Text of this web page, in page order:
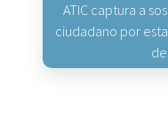
ATIC captura a
ciudadano por